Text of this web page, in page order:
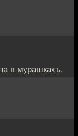
в мурашкахъ.